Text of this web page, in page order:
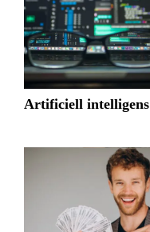
Artificiell intelligens